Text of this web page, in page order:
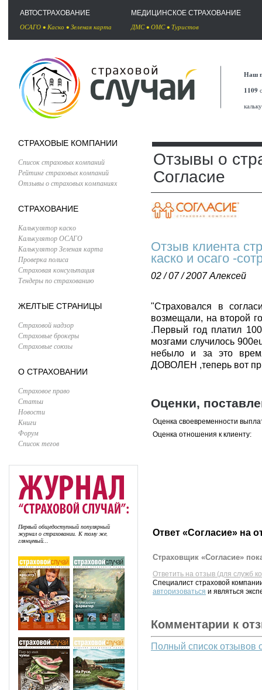
АВТОСТРАХОВАНИЕ
ОСАГО • Каско • Зеленая карта
МЕДИЦИНСКОЕ СТРАХОВАНИЕ
ДМС• ОМС• Туристов
Наш
1109
СТРАХОВЫЕ КОМПАНИИ
Список страховых компаний
Рейтинг страховых компаний
Отзывы о страховых компаниях
СТРАХОВАНИЕ
Калькулятор каско
Калькулятор ОСАГО
Калькулятор Зеленая карта
Проверка полиса
Страховая консультация
Тендеры по страхованию
ЖЕЛТЫЕ СТРАНИЦЫ
Страховой надзор
Страховые брокеры
Страховые союзы
О СТРАХОВАНИИ
Страховое право
Статьи
Новости
Книги
Форум
Список тегов
Первый общедоступный популярный
журнал о страховании. К тому же,
глянцевый...
Отзывы о
Согласие
Отзыв клиента
каско и осаго -
02 / 07 / 2007Алексей
"Страховался в
возмещали, на второй
.Первый год платил
мозгами случилось
небыло и за это
ДОВОЛЕН ,теперь вот
Оценки,
Оценка своевременности
Оценка отношения к клиенту:
Ответ «Согласие» на
Страховщик «Согласие»
Ответить на отзыв (для служб
Специалист страховой
авторизоваться и являться
Комментарии к
Полный список отзывов